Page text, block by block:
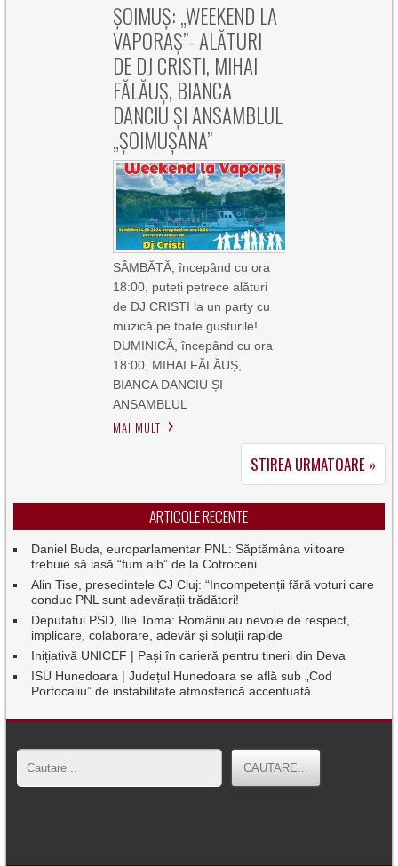
ȘOIMUȘ: „WEEKEND LA
VAPORAȘ”- ALĂTURI
DE DJ CRISTI, MIHAI
FĂLĂUȘ, BIANCA
DANCIU ȘI ANSAMBLUL
„ȘOIMUȘANA”
SÂMBĂTĂ, începând cu ora
18:00, puteți petrece alături
de DJ CRISTI la un party cu
muzică pe toate gusturile!
DUMINICĂ, începând cu ora
18:00, MIHAI FĂLĂUȘ,
BIANCA DANCIU ȘI
ANSAMBLUL
MAI MULT
STIREA URMATOARE »
ARTICOLE RECENTE
Daniel Buda, europarlamentar PNL: Săptămâna viitoare
trebuie să iasă “fum alb” de la Cotroceni
Alin Tișe, președintele CJ Cluj: “Incompetenții fără voturi care
conduc PNL sunt adevărații trădători!
Deputatul PSD, Ilie Toma: Românii au nevoie de respect,
implicare, colaborare, adevăr și soluții rapide
Inițiativă UNICEF | Pași în carieră pentru tinerii din Deva
ISU Hunedoara | Județul Hunedoara se află sub „Cod
Portocaliu” de instabilitate atmosferică accentuată